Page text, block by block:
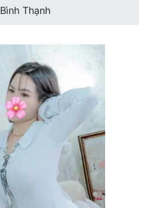
Bình Thạnh